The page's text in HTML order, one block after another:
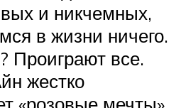
и никчемных,
в жизни ничего.
Проиграют все.
жестко